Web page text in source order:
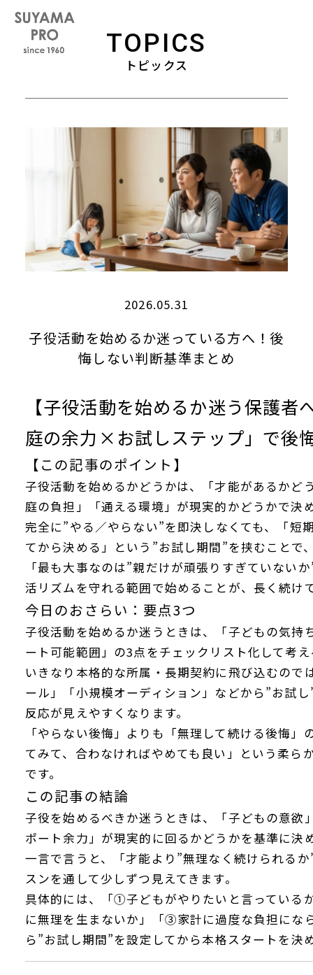
TOPICS
トピックス
2026.05.31
子役活動を始めるか迷っている方へ！後
悔しない判断基準まとめ
【子役活動を始めるか迷う保護
庭の余力×お試しステップ」で後
【この記事のポイント】
子役活動を始めるかどうかは、「才能があるかど
庭の負担」「通える環境」が現実的かどうかで決
完全に”やる／やらない”を即決しなくても、「短
てから決める」という”お試し期間”を挟むことで
「最も大事なのは”親だけが頑張りすぎていない
活リズムを守れる範囲で始めることが、長く続け
今日のおさらい：要点3つ
子役活動を始めるか迷うときは、「子どもの気持
ート可能範囲」の3点をチェックリスト化して考
いきなり本格的な所属・長期契約に飛び込むの
ール」「小規模オーディション」などから”お試
反応が見えやすくなります。
「やらない後悔」よりも「無理して続ける後悔
てみて、合わなければやめても良い」という柔ら
です。
この記事の結論
子役を始めるべきか迷うときは、「子どもの意欲
ポート余力」が現実的に回るかどうかを基準に決
一言で言うと、「才能より”無理なく続けられる
スンを通して少しずつ見えてきます。
具体的には、「①子どもがやりたいと言ってい
に無理を生まないか」「③家計に過度な負担にな
ら”お試し期間”を設定してから本格スタートを決